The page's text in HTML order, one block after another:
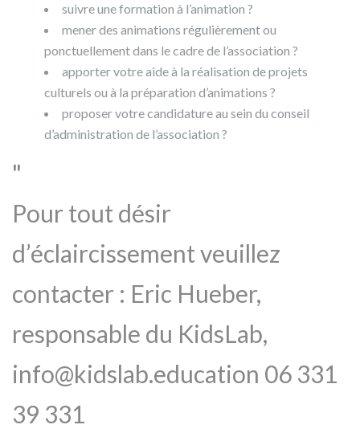
suivre une formation à l’animation ?
mener des animations régulièrement ou
ponctuellement dans le cadre de l’association ?
apporter votre aide à la réalisation de projets
culturels ou à la préparation d’animations ?
proposer votre candidature au sein du conseil
d’administration de l’association ?
Pour tout désir
d’éclaircissement veuillez
contacter : Eric Hueber,
responsable du KidsLab,
info@kidslab.education 06 331
39 331